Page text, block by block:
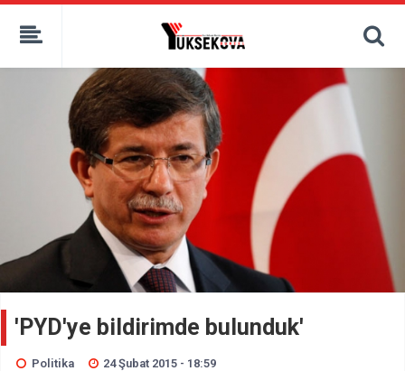
kaçak bahis
deneme bonusu
canlı bahis siteleri
deneme bonusu veren siteler
bahis siteleri
'PYD'ye bildirimde bulunduk'
Politika 24 Şubat 2015 - 18:59